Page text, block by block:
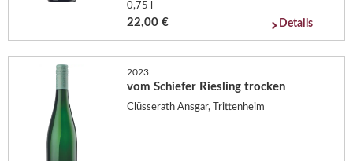
0,75 l
22,00 € Details
2023
vom Schiefer Riesling trocken
Clüsserath Ansgar, Trittenheim